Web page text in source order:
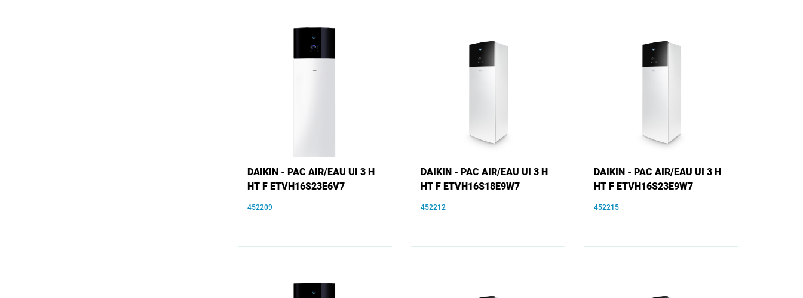
DAIKIN - PAC AIR/EAU UI 3 H
HT F ETVH16S23E6V7
452209
DAIKIN - PAC AIR/EAU UI 3 H
HT F ETVH16S18E9W7
452212
DAIKIN - PAC AIR/EAU UI 3 H
HT F ETVH16S23E9W7
452215